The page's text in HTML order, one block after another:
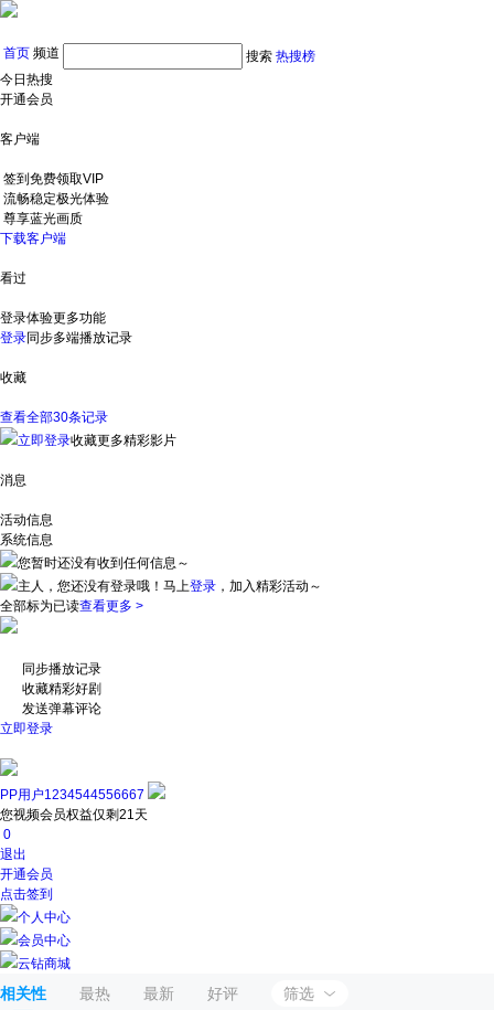
首页 频道 搜索 热搜榜
今日热搜
开通会员
客户端
签到免费领取VIP
流畅稳定极光体验
尊享蓝光画质
下载客户端
看过
登录体验更多功能
登录同步多端播放记录
收藏
查看全部30条记录
立即登录收藏更多精彩影片
消息
活动信息
系统信息
您暂时还没有收到任何信息～
主人，您还没有登录哦！ 马上登录 ，加入精彩活动～
全部标为已读查看更多 >
同步播放记录
收藏精彩好剧
发送弹幕评论
立即登录
PP用户1234544556667
您视频会员权益仅剩21天
0
退出
开通会员
点击签到
个人中心
会员中心
云钻商城
相关性 最热 最新 好评 筛选